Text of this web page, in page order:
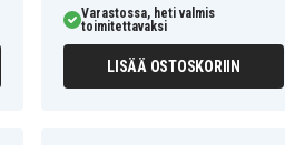
Varastossa, heti valmis
toimitettavaksi
LISÄÄ OSTOSKORIIN